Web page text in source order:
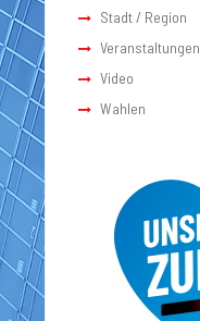
Stadt / Region
Veranstaltungen
Video
Wahlen